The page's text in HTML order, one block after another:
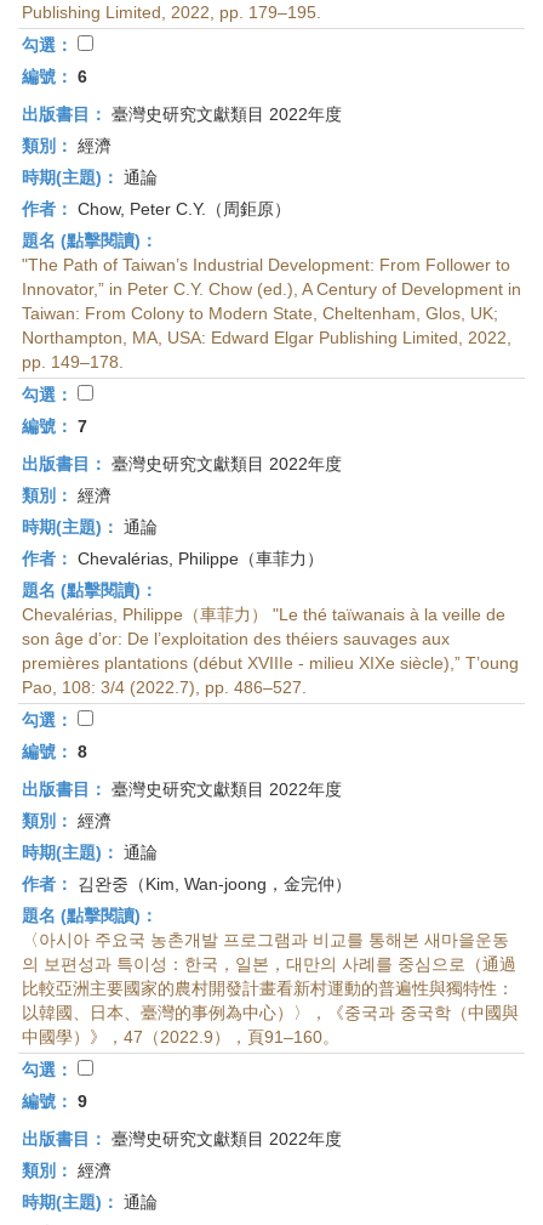
Publishing Limited, 2022, pp. 179–195.
勾選：
編號： 6
出版書目： 臺灣史研究文獻類目 2022年度
類別： 經濟
時期(主題)： 通論
作者： Chow, Peter C.Y.（周鉅原）
題名 (點擊閱讀)：
"The Path of Taiwan’s Industrial Development: From Follower to
Innovator,” in Peter C.Y. Chow (ed.), A Century of Development in
Taiwan: From Colony to Modern State, Cheltenham, Glos, UK;
Northampton, MA, USA: Edward Elgar Publishing Limited, 2022,
pp. 149–178.
勾選：
編號： 7
出版書目： 臺灣史研究文獻類目 2022年度
類別： 經濟
時期(主題)： 通論
作者： Chevalérias, Philippe（車菲力）
題名 (點擊閱讀)：
Chevalérias, Philippe（車菲力） "Le thé taïwanais à la veille de
son âge d’or: De l’exploitation des théiers sauvages aux
premières plantations (début XVIIIe - milieu XIXe siècle),” T’oung
Pao, 108: 3/4 (2022.7), pp. 486–527.
勾選：
編號： 8
出版書目： 臺灣史研究文獻類目 2022年度
類別： 經濟
時期(主題)： 通論
作者：
김완중（Kim, Wan-joong，金完仲）
題名 (點擊閱讀)：
〈아시아 주요국 농촌개발 프로그램과 비교를 통해본 새마을운동
의 보편성과 특이성：한국，일본，대만의 사례를 중심으로（通過
比較亞洲主要國家的農村開發計畫看新村運動的普遍性與獨特性：
以韓國、日本、臺灣的事例為中心）〉，《중국과 중국학（中國與
中國學）》，47（2022.9），頁91–160。
勾選：
編號： 9
出版書目： 臺灣史研究文獻類目 2022年度
類別： 經濟
時期(主題)： 通論